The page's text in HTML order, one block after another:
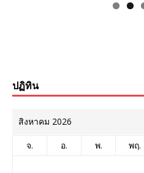
ปฏิทิน
สิงหาคม 2026
จ. อ. พ. พฤ.